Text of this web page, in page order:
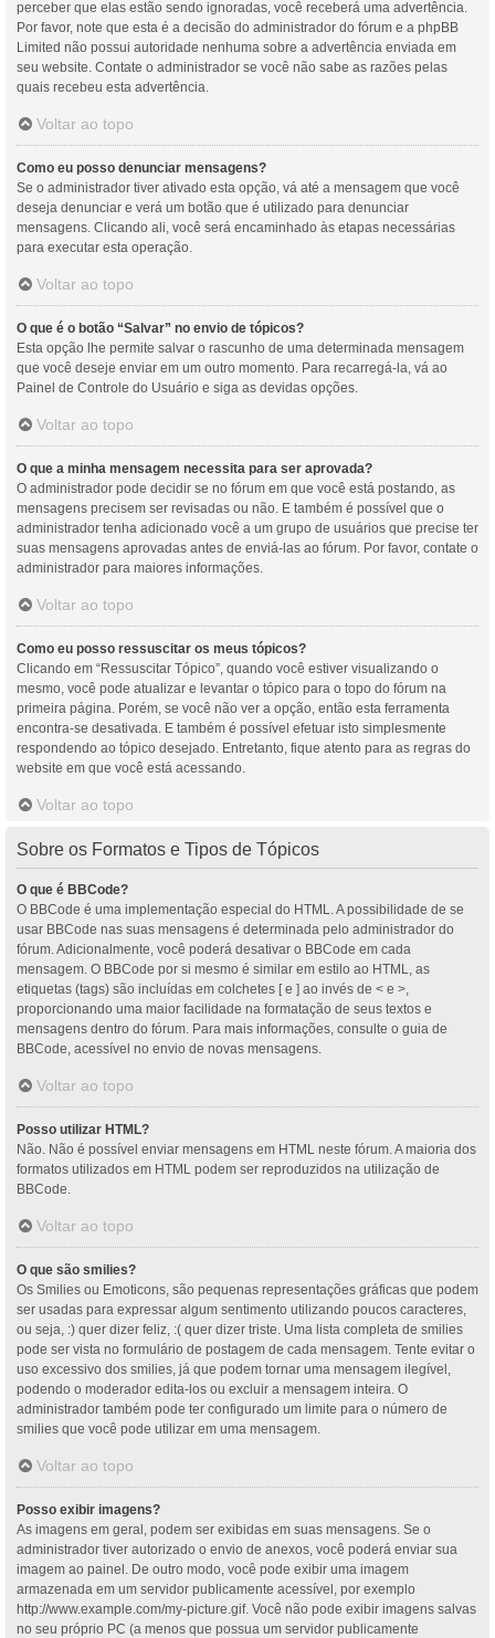
perceber que elas estão sendo ignoradas, você receberá uma advertência.
Por favor, note que esta é a decisão do administrador do fórum e a phpBB
Limited não possui autoridade nenhuma sobre a advertência enviada em
seu website. Contate o administrador se você não sabe as razões pelas
quais recebeu esta advertência.
Voltar ao topo
Como eu posso denunciar mensagens?
Se o administrador tiver ativado esta opção, vá até a mensagem que você
deseja denunciar e verá um botão que é utilizado para denunciar
mensagens. Clicando ali, você será encaminhado às etapas necessárias
para executar esta operação.
Voltar ao topo
O que é o botão “Salvar” no envio de tópicos?
Esta opção lhe permite salvar o rascunho de uma determinada mensagem
que você deseje enviar em um outro momento. Para recarregá-la, vá ao
Painel de Controle do Usuário e siga as devidas opções.
Voltar ao topo
O que a minha mensagem necessita para ser aprovada?
O administrador pode decidir se no fórum em que você está postando, as
mensagens precisem ser revisadas ou não. E também é possível que o
administrador tenha adicionado você a um grupo de usuários que precise ter
suas mensagens aprovadas antes de enviá-las ao fórum. Por favor, contate o
administrador para maiores informações.
Voltar ao topo
Como eu posso ressuscitar os meus tópicos?
Clicando em “Ressuscitar Tópico”, quando você estiver visualizando o
mesmo, você pode atualizar e levantar o tópico para o topo do fórum na
primeira página. Porém, se você não ver a opção, então esta ferramenta
encontra-se desativada. E também é possível efetuar isto simplesmente
respondendo ao tópico desejado. Entretanto, fique atento para as regras do
website em que você está acessando.
Voltar ao topo
Sobre os Formatos e Tipos de Tópicos
O que é BBCode?
O BBCode é uma implementação especial do HTML. A possibilidade de se
usar BBCode nas suas mensagens é determinada pelo administrador do
fórum. Adicionalmente, você poderá desativar o BBCode em cada
mensagem. O BBCode por si mesmo é similar em estilo ao HTML, as
etiquetas (tags) são incluídas em colchetes [ e ] ao invés de < e >,
proporcionando uma maior facilidade na formatação de seus textos e
mensagens dentro do fórum. Para mais informações, consulte o guia de
BBCode, acessível no envio de novas mensagens.
Voltar ao topo
Posso utilizar HTML?
Não. Não é possível enviar mensagens em HTML neste fórum. A maioria dos
formatos utilizados em HTML podem ser reproduzidos na utilização de
BBCode.
Voltar ao topo
O que são smilies?
Os Smilies ou Emoticons, são pequenas representações gráficas que podem
ser usadas para expressar algum sentimento utilizando poucos caracteres,
ou seja, :) quer dizer feliz, :( quer dizer triste. Uma lista completa de smilies
pode ser vista no formulário de postagem de cada mensagem. Tente evitar o
uso excessivo dos smilies, já que podem tornar uma mensagem ilegível,
podendo o moderador edita-los ou excluir a mensagem inteira. O
administrador também pode ter configurado um limite para o número de
smilies que você pode utilizar em uma mensagem.
Voltar ao topo
Posso exibir imagens?
As imagens em geral, podem ser exibidas em suas mensagens. Se o
administrador tiver autorizado o envio de anexos, você poderá enviar sua
imagem ao painel. De outro modo, você pode exibir uma imagem
armazenada em um servidor publicamente acessível, por exemplo
http://www.example.com/my-picture.gif. Você não pode exibir imagens salvas
no seu próprio PC (a menos que possua um servidor publicamente